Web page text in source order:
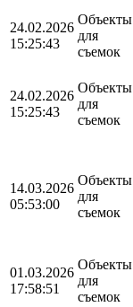
24.02.2026
15:25:43
Объекты
для
съемок
24.02.2026
15:25:43
Объекты
для
съемок
14.03.2026
05:53:00
Объекты
для
съемок
01.03.2026
17:58:51
Объекты
для
съемок